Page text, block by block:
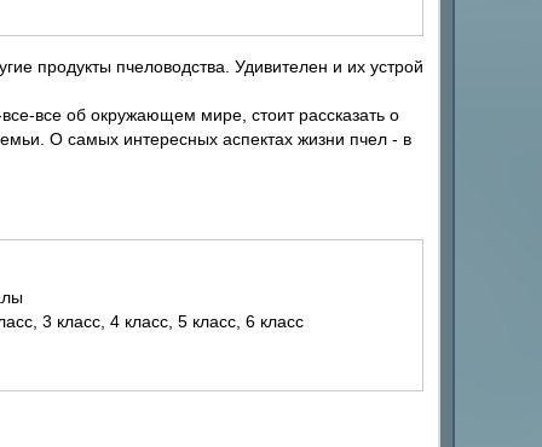
продукты пчеловодства. Удивителен и их устрой
все об окружающем мире, стоит рассказать о
О самых интересных аспектах жизни пчел - в
3 класс, 4 класс, 5 класс, 6 класс